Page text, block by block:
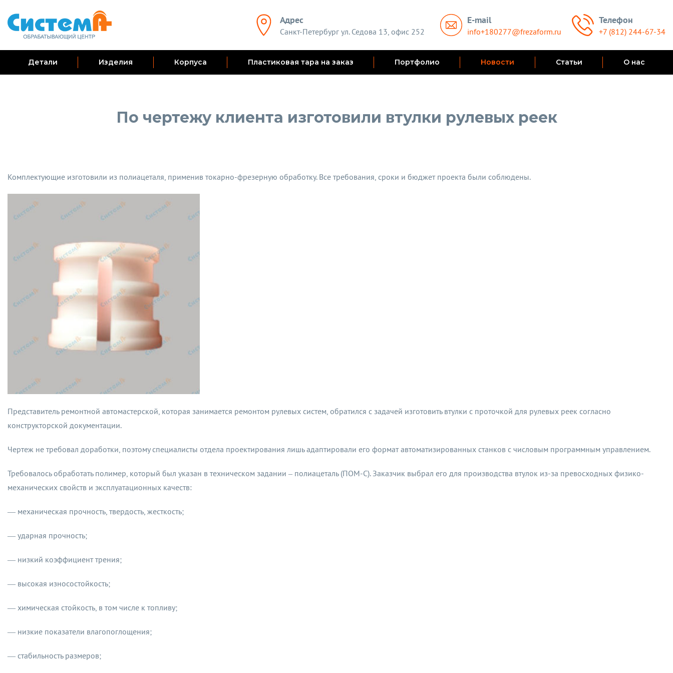
Адрес
Санкт-Петербург ул. Седова 13, офис 252
E-mail
info+180277@frezaform.ru
Телефон
+7 (812) 244-67-34
Детали Изделия Корпуса Пластиковая тара на заказ Портфолио Новости Статьи О нас
По чертежу клиента изготовили втулки рулевых реек
Комплектующие изготовили из полиацеталя, применив токарно-фрезерную обработку. Все требования, сроки и бюджет проекта были соблюдены.
Представитель ремонтной автомастерской, которая занимается ремонтом рулевых систем, обратился с задачей изготовить втулки с проточкой для рулевых реек согласно
конструкторской документации.
Чертеж не требовал доработки, поэтому специалисты отдела проектирования лишь адаптировали его формат автоматизированных станков с числовым программным управлением.
Требовалось обработать полимер, который был указан в техническом задании – полиацеталь (ПОМ-С). Заказчик выбрал его для производства втулок из-за превосходных физико-
механических свойств и эксплуатационных качеств:
— механическая прочность, твердость, жесткость;
— ударная прочность;
— низкий коэффициент трения;
— высокая износостойкость;
— химическая стойкость, в том числе к топливу;
— низкие показатели влагопоглощения;
— стабильность размеров;